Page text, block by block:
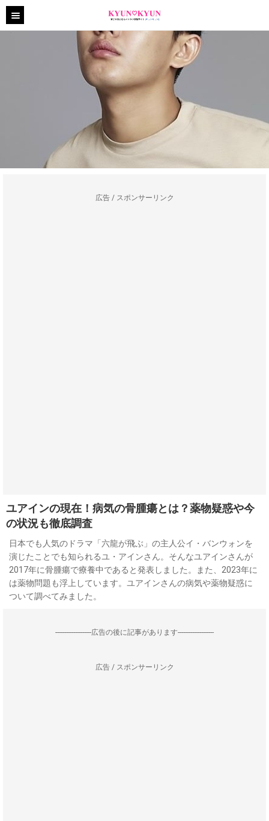
広告 / スポンサーリンク
ユアインの現在！病気の骨腫瘍とは？薬物疑惑や今
の状況も徹底調査
日本でも人気のドラマ「六龍が飛ぶ」の主人公イ・バンウォンを
演じたことでも知られるユ・アインさん。そんなユアインさんが
2017年に骨腫瘍で療養中であると発表しました。また、2023年に
は薬物問題も浮上しています。ユアインさんの病気や薬物疑惑に
ついて調べてみました。
--------------------広告の後に記事があります--------------------
広告 / スポンサーリンク